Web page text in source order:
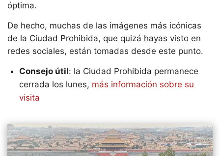
óptima.
De hecho, muchas de las imágenes más icónicas
de la Ciudad Prohibida, que quizá hayas visto en
redes sociales, están tomadas desde este punto.
Consejo útil: la Ciudad Prohibida permanece
cerrada los lunes, más información sobre su
visita